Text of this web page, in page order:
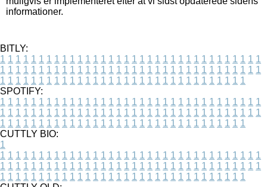
informationer.
BITLY:
1 1 1 1 1 1 1 1 1 1 1 1 1 1 1 1 1 1 1 1 1 1 1 1 1 1 1 1 1 1 1 1 1 1
1 1 1 1 1 1 1 1 1 1 1 1 1 1 1 1 1 1 1 1 1 1 1 1 1 1 1 1 1 1 1 1 1 1
1 1 1 1 1 1 1 1 1 1 1 1 1 1 1 1 1 1 1 1 1 1 1 1 1 1 1 1 1 1 1 1
SPOTIFY:
1 1 1 1 1 1 1 1 1 1 1 1 1 1 1 1 1 1 1 1 1 1 1 1 1 1 1 1 1 1 1 1 1 1
1 1 1 1 1 1 1 1 1 1 1 1 1 1 1 1 1 1 1 1 1 1 1 1 1 1 1 1 1 1 1 1 1 1
1 1 1 1 1 1 1 1 1 1 1 1 1 1 1 1 1 1 1 1 1 1 1 1 1 1 1 1 1 1 1 1
CUTTLY BIO:
1
1 1 1 1 1 1 1 1 1 1 1 1 1 1 1 1 1 1 1 1 1 1 1 1 1 1 1 1 1 1 1 1 1 1
1 1 1 1 1 1 1 1 1 1 1 1 1 1 1 1 1 1 1 1 1 1 1 1 1 1 1 1 1 1 1 1 1 1
1 1 1 1 1 1 1 1 1 1 1 1 1 1 1 1 1 1 1 1 1 1 1 1 1 1 1 1 1 1 1 1